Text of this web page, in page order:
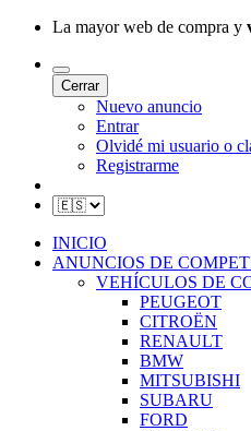
La mayor web de compra y
Cerrar
Nuevo anuncio
Entrar
Olvidé mi usuario o
Registrarme
INICIO
ANUNCIOS DE
VEHÍCULOS DE
PEUGEOT
CITROËN
RENAULT
BMW
MITSUBISHI
SUBARU
FORD